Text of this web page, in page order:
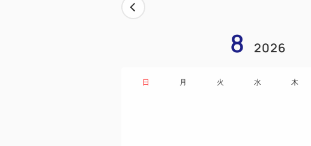
8 2026
日 月 火 水 木